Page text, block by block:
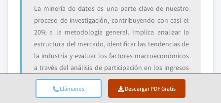
Llámanos Descargar PDF Gratis
La minería de datos es una parte clave de nuestro
proceso de investigación, contribuyendo con casi el
20% a la metodología general. Implica analizar la
estructura del mercado, identificar las tendencias de
la industria y evaluar los factores macroeconómicos
a través del análisis de participación en los ingresos
de los principales actores. Los datos relevantes se
recopilan de fuentes pagas y gratuitas para construir